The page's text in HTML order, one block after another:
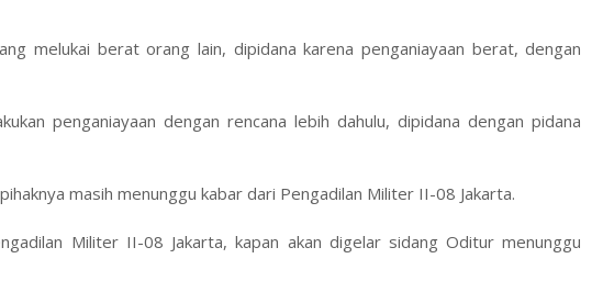
melukai berat orang lain, dipidana karena penganiayaan berat, dengan
penganiayaan dengan rencana lebih dahulu, dipidana dengan pidana
masih menunggu kabar dari Pengadilan Militer II-08 Jakarta.
Militer II-08 Jakarta, kapan akan digelar sidang Oditur menunggu